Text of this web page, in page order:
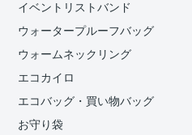
イベントリストバンド
ウォータープルーフバッグ
ウォームネックリング
エコカイロ
エコバッグ・買い物バッグ
お守り袋